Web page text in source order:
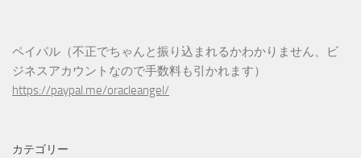
ペイパル（不正でちゃんと振り込まれるかわかりません、ビ
ジネスアカウントなので手数料も引かれます）
https://paypal.me/oracleangel/
カテゴリー